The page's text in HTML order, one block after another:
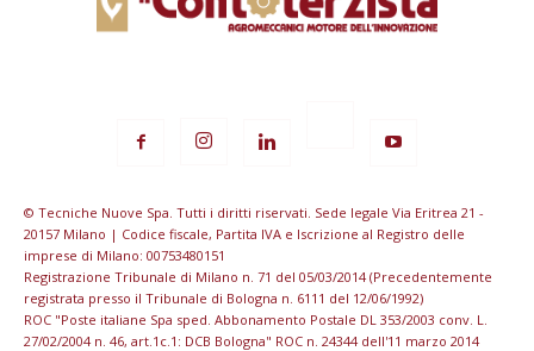
© Tecniche Nuove Spa. Tutti i diritti riservati. Sede legale Via Eritrea 21 -
20157 Milano | Codice fiscale, Partita IVA e Iscrizione al Registro delle
imprese di Milano: 00753480151
Registrazione Tribunale di Milano n. 71 del 05/03/2014 (Precedentemente
registrata presso il Tribunale di Bologna n. 6111 del 12/06/1992)
ROC "Poste italiane Spa sped. Abbonamento Postale DL 353/2003 conv. L.
27/02/2004 n. 46, art.1c.1: DCB Bologna" ROC n. 24344 dell'11 marzo 2014